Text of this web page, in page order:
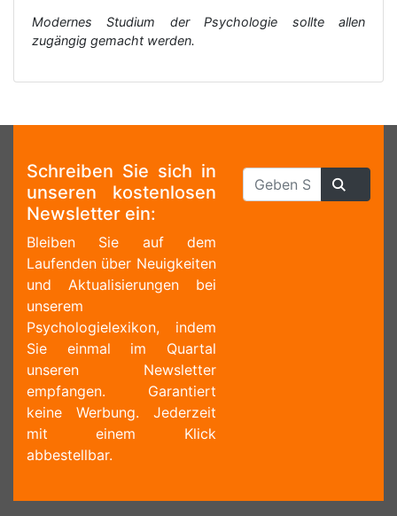
Modernes Studium der Psychologie sollte allen
zugängig gemacht werden.
Schreiben Sie sich in
unseren kostenlosen
Newsletter ein:
Bleiben Sie auf dem
Laufenden über Neuigkeiten
und Aktualisierungen bei
unserem
Psychologielexikon, indem
Sie einmal im Quartal
unseren Newsletter
empfangen. Garantiert
keine Werbung. Jederzeit
mit einem Klick
abbestellbar.